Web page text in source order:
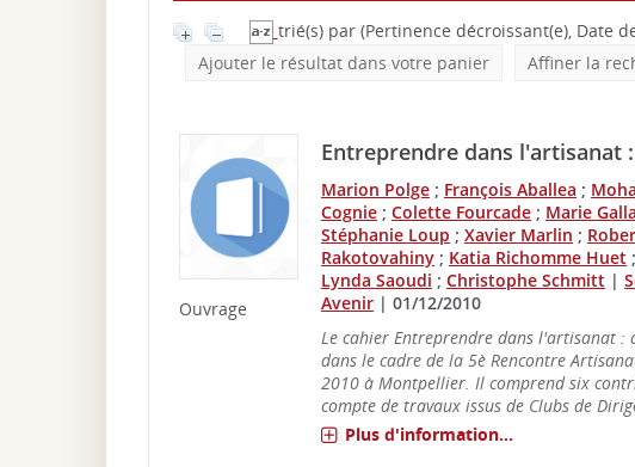
trié(s) par (Pertinence décroissant(e), Date
Ajouter le résultat dans votre panier
Affiner la
Ouvrage
Entreprendre dans l'artisanat
Marion Polge; François Aballea ;
Cognie; Colette Fourcade; Marie
Stéphanie Loup ; Xavier Marlin ;
Rakotovahiny; Katia Richomme Huet;
Lynda Saoudi ; Christophe Schmitt |
Avenir| 01/12/2010
Le cahier Entreprendre dans l'artisanat :
dans le cadre de la 5è Rencontre
2010 à Montpellier. Il comprend six
compte de travaux issus de Clubs de
Plus d'information...